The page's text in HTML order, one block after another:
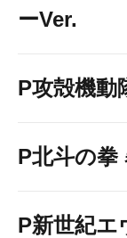
ーVer.
P攻殻機動
P北斗の拳
P新世紀エ